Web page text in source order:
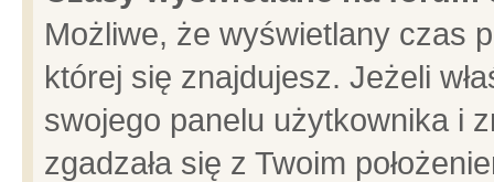
Możliwe, że wyświetlany czas
której się znajdujesz. Jeżeli
swojego panelu użytkownika i
zgadzała się z Twoim